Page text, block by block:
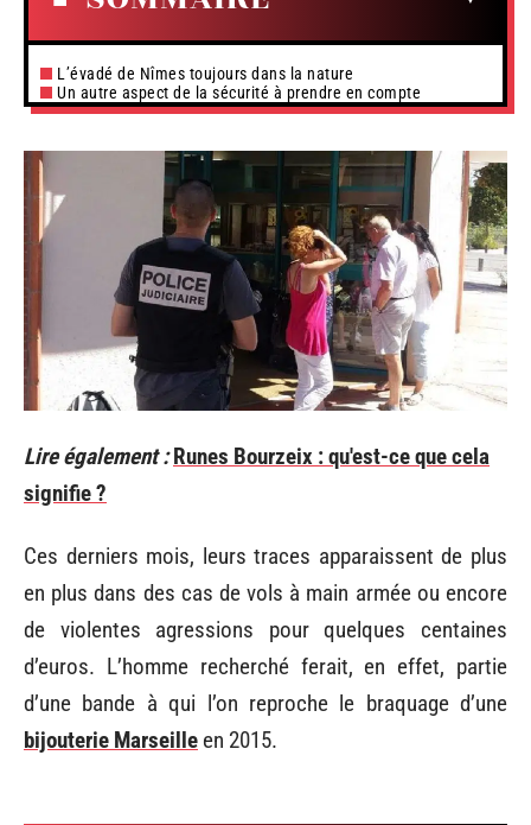
L’évadé de Nîmes toujours dans la nature
Un autre aspect de la sécurité à prendre en compte
Lire également : Runes Bourzeix : qu'est-ce que cela
signifie ?
Ces derniers mois, leurs traces apparaissent de plus
en plus dans des cas de vols à main armée ou encore
de violentes agressions pour quelques centaines
d’euros. L’homme recherché ferait, en effet, partie
d’une bande à qui l’on reproche le braquage d’une
bijouterie Marseille en 2015.